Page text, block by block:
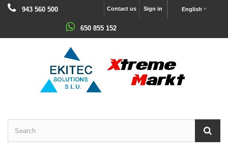
English
Sign in
Contact us
943 560 500
650 855 152